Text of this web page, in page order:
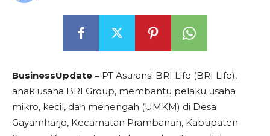
BusinessUpdate – PT Asuransi BRI Life (BRI Life),
anak usaha BRI Group, membantu pelaku usaha
mikro, kecil, dan menengah (UMKM) di Desa
Gayamharjo, Kecamatan Prambanan, Kabupaten